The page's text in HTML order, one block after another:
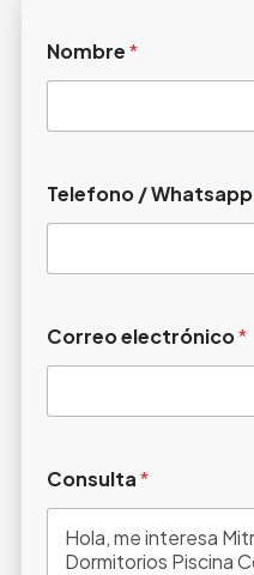
Nombre*
Telefono / Whatsapp
Correo electrónico*
Consulta*